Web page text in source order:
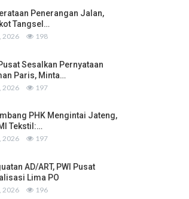
Penerangan Jalan,
Tangsel…
2026 198
Sesalkan Pernyataan
Paris, Minta…
2026 197
PHK Mengintai Jateng,
Tekstil:…
2026 197
AD/ART, PWI Pusat
Lima PO
2026 196